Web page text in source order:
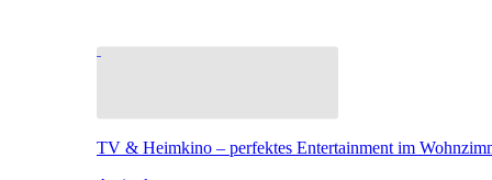
TV & Heimkino – perfektes Entertainment im